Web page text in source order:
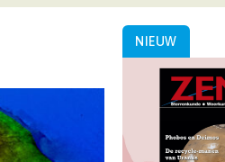
NIEUW